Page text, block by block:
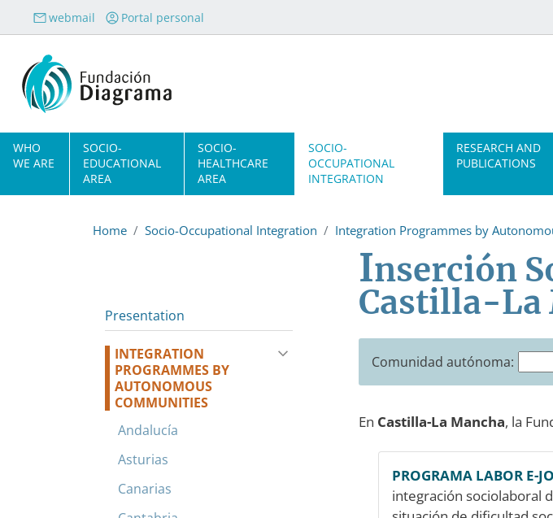
Skip to main content
webmail Portal personal
Navegación principal
WHO
WE ARE
SOCIO-
EDUCATIONAL
AREA
SOCIO-
HEALTHCARE
AREA
SOCIO-
OCCUPATIONAL
INTEGRATION
RESEARCH AND
PUBLICATIONS
Home Socio-Occupational Integration Integration Programmes by
Inserción
Castilla-La
Comunidad autónoma:
En Castilla-La Mancha, la
PROGRAMA LABOR E-
integración sociolaboral
Presentation
INTEGRATION
PROGRAMMES BY
AUTONOMOUS
COMMUNITIES
Andalucía
Asturias
Canarias